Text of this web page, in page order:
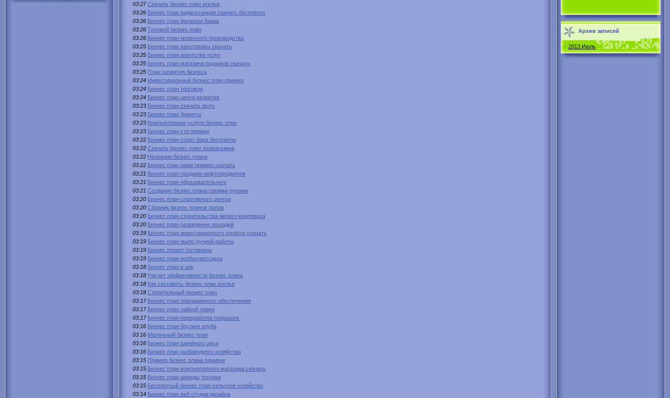
03:27 Скачать бизнес план ателье
03:26 Бизнес план радиостанции скачать бесплатно
03:26 Бизнес план филиала банка
03:26 Типовой бизнес план
03:26 Бизнес план молочного производства
03:25 Бизнес план канцтовары скачать
03:25 Бизнес план агентства услуг
03:25 Бизнес план магазина подарков скачать
03:25 План развития бизнеса
03:24 Инвестиционный бизнес план пример
03:24 Бизнес план торговля
03:24 Бизнес план центр развития
03:23 Бизнес план скачать фото
03:23 Бизнес план брикеты
03:23 Компьютерные услуги бизнес план
03:23 Бизнес план сто пример
03:22 Бизнес план спорт бара бесплатно
03:22 Скачать бизнес план зоомагазина
03:22 Название бизнес плана
03:22 Бизнес план кафе пример скачать
03:21 Бизнес план продажи нефтепродуктов
03:21 Бизнес план образовательного
03:21 Создание бизнес плана своими руками
03:20 Бизнес план спортивного центра
03:20 Сборник бизнес планов попов
03:20 Бизнес план строительства жилого комплекса
03:20 Бизнес план разведение лошадей
03:19 Бизнес план инвестиционного проекта скачать
03:19 Бизнес план мыло ручной работы
03:19 Бизнес проект гостиницы
03:19 Бизнес план колбасного цеха
03:18 Бизнес план в апк
03:18 Расчет эффективности бизнес плана
03:18 Как составить бизнес план ателье
03:18 Строительный бизнес план
03:17 Бизнес план программного обеспечения
03:17 Бизнес план чайной лавки
03:17 Бизнес план переработка покрышек
03:16 Бизнес план боулинг клуба
03:16 Маленький бизнес план
03:16 Бизнес план швейного цеха
03:16 Бизнес план рыбоводного хозяйства
03:15 Пример бизнес плана пекарни
03:15 Бизнес план компьютерного магазина скачать
03:15 Бизнес план аренды техники
03:15 Бесплатный бизнес план сельское хозяйство
03:14 Бизнес план веб студии дизайна
Архив записей
2013 Июль